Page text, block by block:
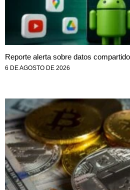
Reporte alerta sobre datos
6 DE AGOSTO DE 2026